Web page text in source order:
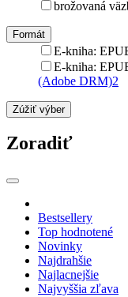
brožovaná
Formát
E-kniha:
E-kniha:
(Adobe DRM)2
Zúžiť výber
Zoradiť
Bestsellery
Top hodnotené
Novinky
Najdrahšie
Najlacnejšie
Najvyššia zľava